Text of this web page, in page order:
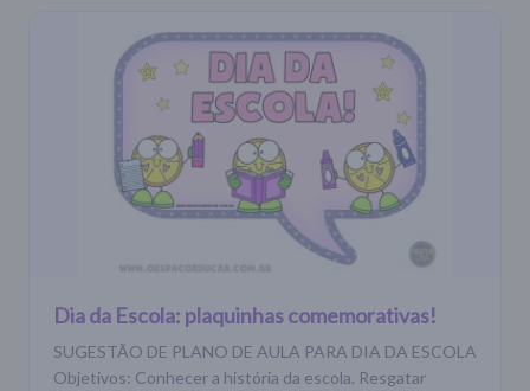
Dia da Escola: plaquinhas comemorativas!
SUGESTÃO DE PLANO DE AULA PARA DIA DA ESCOLA
Objetivos: Conhecer a história da escola. Resgatar